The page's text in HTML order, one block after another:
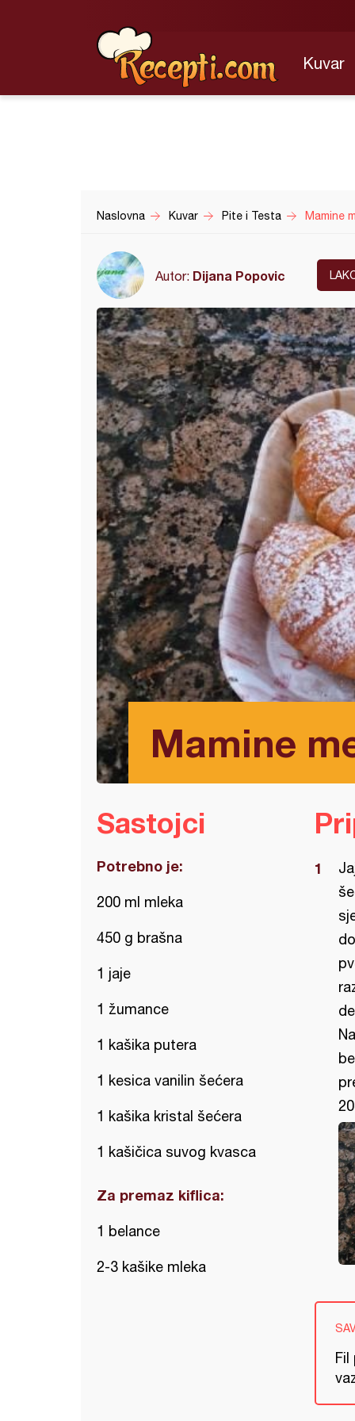
Kuvar
Naslovna Kuvar Pite i Testa Mamine
Autor: Dijana Popovic
Mamine
Sastojci
Potrebno je:
200 ml mleka
450 g brašna
1 jaje
1 žumance
1 kašika putera
1 kesica vanilin šećera
1 kašika kristal šećera
1 kašičica suvog kvasca
Za premaz kiflica:
1 belance
2-3 kašike mleka